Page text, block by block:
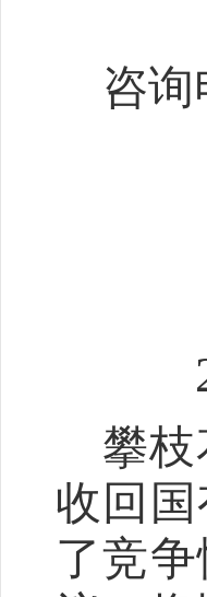
咨询
攀
收回
了竞